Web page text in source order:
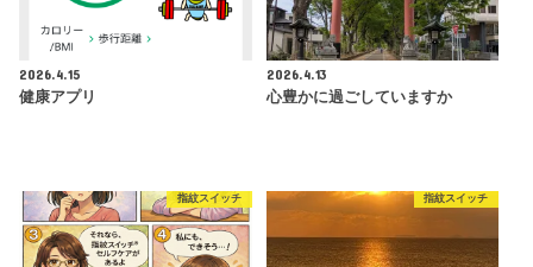
2026.4.15
健康アプリ
2026.4.13
心豊かに過ごしていますか
指紋スイッチ 指紋スイッチ